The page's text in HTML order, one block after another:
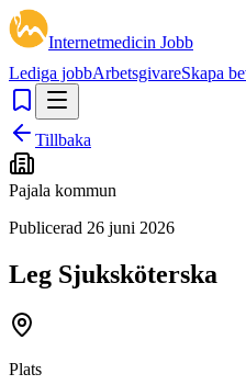
Internetmedicin Jobb
Lediga jobbArbetsgivareSkapa
Tillbaka
Pajala kommun
Publicerad 26 juni 2026
Leg Sjuksköterska
Plats